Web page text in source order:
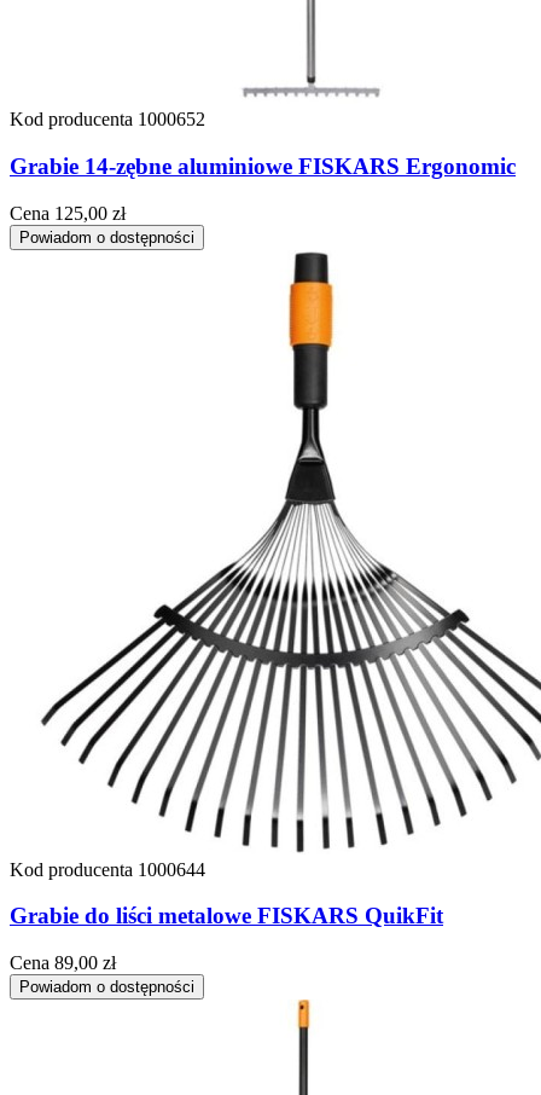
Kod producenta 1000652
Grabie 14-zębne aluminiowe FISKARS Ergonomic
Cena 125,00 zł
Powiadom o dostępności
Kod producenta 1000644
Grabie do liści metalowe FISKARS QuikFit
Cena 89,00 zł
Powiadom o dostępności